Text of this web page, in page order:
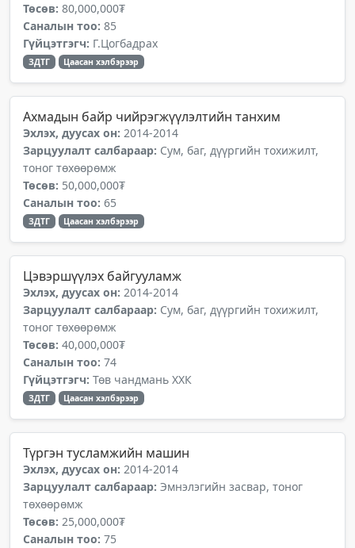
Төсөв: 80,000,000₮
Саналын тоо: 85
Гүйцэтгэгч: Г.Цогбадрах
ЗДТГ Цаасан хэлбэрээр
Ахмадын байр чийрэгжүүлэлтийн танхим
Эхлэх, дуусах он: 2014-2014
Зарцуулалт салбараар: Сум, баг, дүүргийн тохижилт,
тоног төхөөрөмж
Төсөв: 50,000,000₮
Саналын тоо: 65
ЗДТГ Цаасан хэлбэрээр
Цэвэршүүлэх байгууламж
Эхлэх, дуусах он: 2014-2014
Зарцуулалт салбараар: Сум, баг, дүүргийн тохижилт,
тоног төхөөрөмж
Төсөв: 40,000,000₮
Саналын тоо: 74
Гүйцэтгэгч: Төв чандмань ХХК
ЗДТГ Цаасан хэлбэрээр
Түргэн тусламжийн машин
Эхлэх, дуусах он: 2014-2014
Зарцуулалт салбараар: Эмнэлэгийн засвар, тоног
төхөөрөмж
Төсөв: 25,000,000₮
Саналын тоо: 75